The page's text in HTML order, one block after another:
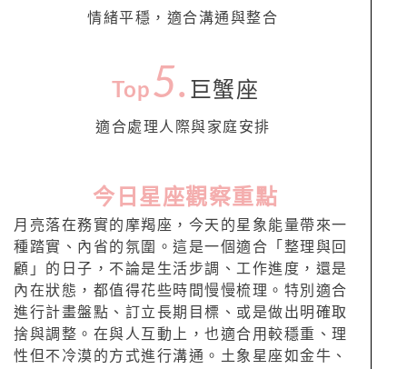
情緒平穩，適合溝通與整合
Top 5. 巨蟹座
適合處理人際與家庭安排
今日星座觀察重點
月亮落在務實的摩羯座，今天的星象能量帶來一
種踏實、內省的氛圍。這是一個適合「整理與回
顧」的日子，不論是生活步調、工作進度，還是
內在狀態，都值得花些時間慢慢梳理。特別適合
進行計畫盤點、訂立長期目標、或是做出明確取
捨與調整。在與人互動上，也適合用較穩重、理
性但不冷漠的方式進行溝通。土象星座如金牛、